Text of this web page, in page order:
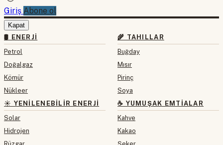
Giriş Abone ol
Kapat
🛢 ENERJI
Petrol
Doğalgaz
Kömür
Nükleer
☀️ YENILENEBILIR ENERJI
Solar
Hidrojen
🌾 TAHILLAR
Buğday
Mısır
Pirinç
Soya
☕ YUMUŞAK EMTIALAR
Kahve
Kakao